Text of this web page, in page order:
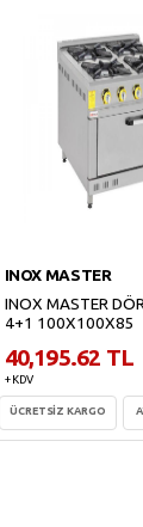
INOX MASTER
INOX MASTER
4+1 100X100X85
40,195.62 TL
+ KDV
ÜCRETSİZ KARGO